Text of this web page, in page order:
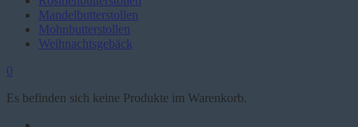
Mandelbutterstollen
Mohnbutterstollen
Weihnachtsgebäck
0
Es befinden sich keine Produkte im Warenkorb.